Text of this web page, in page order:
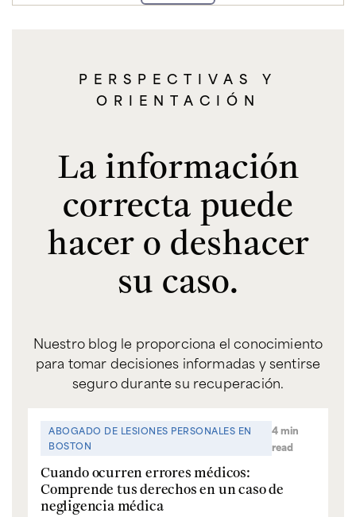
PERSPECTIVAS Y
ORIENTACIÓN
La información
correcta puede
hacer o deshacer
su caso.
Nuestro blog le proporciona el conocimiento
para tomar decisiones informadas y sentirse
seguro durante su recuperación.
ABOGADO DE LESIONES PERSONALES EN
BOSTON
4 min
read
Cuando ocurren errores médicos:
Comprende tus derechos en un caso de
negligencia médica